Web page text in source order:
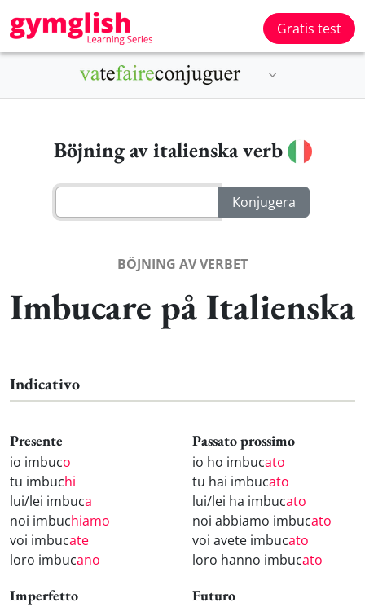
Gratis test
Böjning av italienska verb
BÖJNING AV VERBET
Imbucare på Italienska
Indicativo
Presente
io imbuco
tu imbuchi
lui/lei imbuca
noi imbuchiamo
voi imbucate
loro imbucano
Passato prossimo
io ho imbucato
tu hai imbucato
lui/lei ha imbucato
noi abbiamo imbucato
voi avete imbucato
loro hanno imbucato
Imperfetto Futuro